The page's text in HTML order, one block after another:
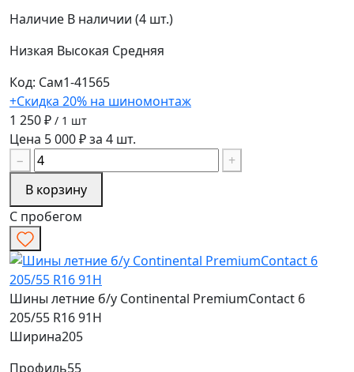
Наличие В наличии (4 шт.)
Низкая Высокая Средняя
Код: Сам1-41565
+Скидка 20% на шиномонтаж
1 250 ₽ / 1 шт
Цена 5 000 ₽ за 4 шт.
−
+
В корзину
С пробегом
Шины летние б/у Continental PremiumContact 6
205/55 R16 91H
Ширина205
Профиль55